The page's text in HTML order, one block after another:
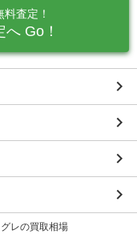
査定！
Go！
keyboard_arrow_right
keyboard_arrow_right
keyboard_arrow_right
keyboard_arrow_right
レの買取相場